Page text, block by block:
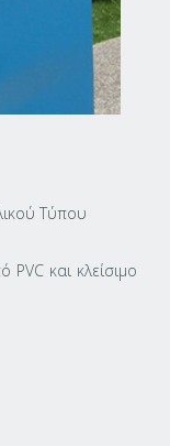
Τύπου
και κλείσιμο